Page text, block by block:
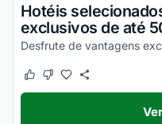
Hotéis
exclusivos de até
Este cupom funcionou
Este cupom não